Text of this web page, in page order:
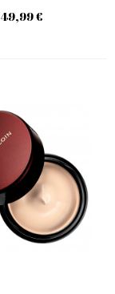
49,99 €